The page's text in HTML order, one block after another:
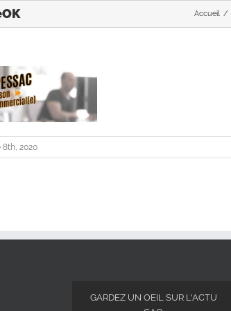
Accueil
2020
GARDEZ UN OEIL SUR L'ACTU